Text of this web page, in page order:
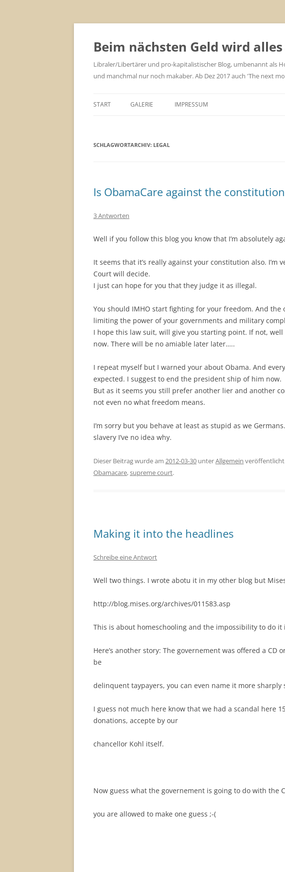
Zum
springen
Beim nächsten Geld wird
Libraler/Libertärer und pro-kapitalistischer Blog, umbenannt als
und manchmal nur noch makaber. Ab Dez 2017 auch 'The next
START GALERIE IMPRESSUM
SCHLAGWORTARCHIV: LEGAL
Is ObamaCare against the
3 Antworten
Well if you follow this blog you know that I’m absolutely
It seems that it’s really against your constitution also. I’m
Court will decide.
I just can hope for you that they judge it as illegal.
You should IMHO start fighting for your freedom. And the
limiting the power of your governments and military
I hope this law suit, will give you starting point. If not,
now. There will be no amiable later later…..
I repeat myself but I warned your about Obama. And
expected. I suggest to end the president ship of him now.
But as it seems you still prefer another lier and another
not even no what freedom means.
I’m sorry but you behave at least as stupid as we
slavery I’ve no idea why.
Dieser Beitrag wurde am 2012-03-30 unterAllgemein
Obamacare,supreme court.
Making it into the headlines
Schreibe eine Antwort
Well two things. I wrote abotu it in my other blog but
http://blog.mises.org/archives/011583.asp
This is about homeschooling and the impossibility to do it
Here’s another story: The governement was offered a CD
be
delinquent taypayers, you can even name it more
I guess not much here know that we had a scandal here
donations, accepte by our
chancellor Kohl itself.
Now guess what the governement is going to do with the
you are allowed to make one guess ;-(